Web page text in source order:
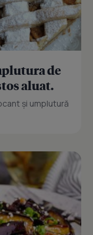
de
aluat.
și umplutură